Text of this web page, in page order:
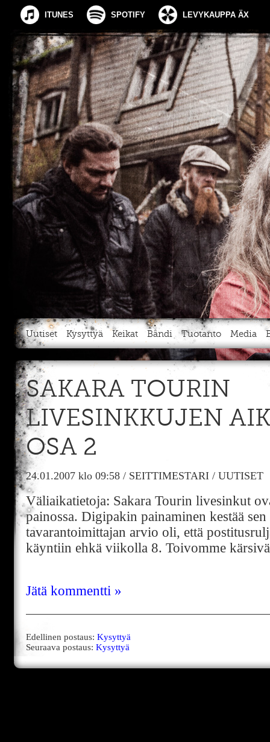
ITUNES SPOTIFY LEVYKAUPPA ÄX
Uutiset Kysyttyä Keikat Bändi Tuotanto Media
SAKARA TOURIN
LIVESINKKUJEN
OSA 2
24.01.2007 klo 09:58 / SEITTIMESTARI / UUTISET
Väliaikatietoja: Sakara Tourin livesinkut
painossa. Digipakin painaminen kestää
tavarantoimittajan arvio oli, että
käyntiin ehkä viikolla 8. Toivomme
Jätä kommentti »
Edellinen postaus: Kysyttyä
Seuraava postaus: Kysyttyä